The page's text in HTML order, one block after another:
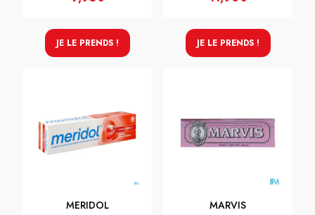
JE LE PRENDS ! JE LE PRENDS !
MERIDOL MARVIS